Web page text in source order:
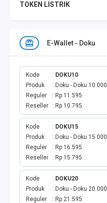
TOKEN LISTRIK
PAKET TERBAIK
PAKET INTERNET
VOUCHER INTERNET
AKTIVASI VOUCHER
AKTIVASI PERDANA
E-WALLET
DANA
E-Wallet - Doku
Kode
DOKU10
Produk
Doku - Doku 10.000
Reguler
Rp 11.595
Reseller
Rp 10.795
Kode
DOKU15
Produk
Doku - Doku 15.000
Reguler
Rp 16.595
Reseller
Rp 15.795
Kode
DOKU20
Produk
Doku - Doku 20.000
Reguler
Rp 21.595